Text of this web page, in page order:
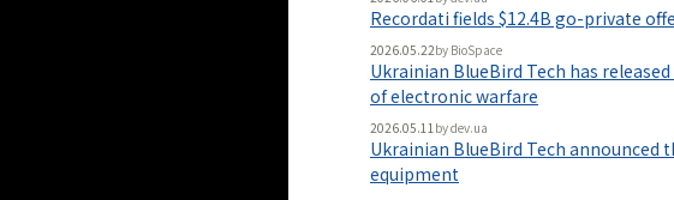
Recordati fields $12.4B go-private
2026.05.22by BioSpace
Ukrainian BlueBird Tech has
of electronic warfare
2026.05.11bydev.ua
Ukrainian BlueBird Tech announced
equipment